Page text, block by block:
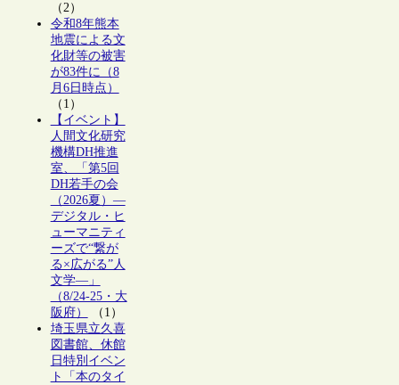
（2）
令和8年熊本
地震による文
化財等の被害
が83件に（8
月6日時点）
（1）
【イベント】
人間文化研究
機構DH推進
室、「第5回
DH若手の会
（2026夏）―
デジタル・ヒ
ューマニティ
ーズで“繋が
る×広がる”人
文学―」
（8/24-25・大
阪府）
（1）
埼玉県立久喜
図書館、休館
日特別イベン
ト「本のタイ